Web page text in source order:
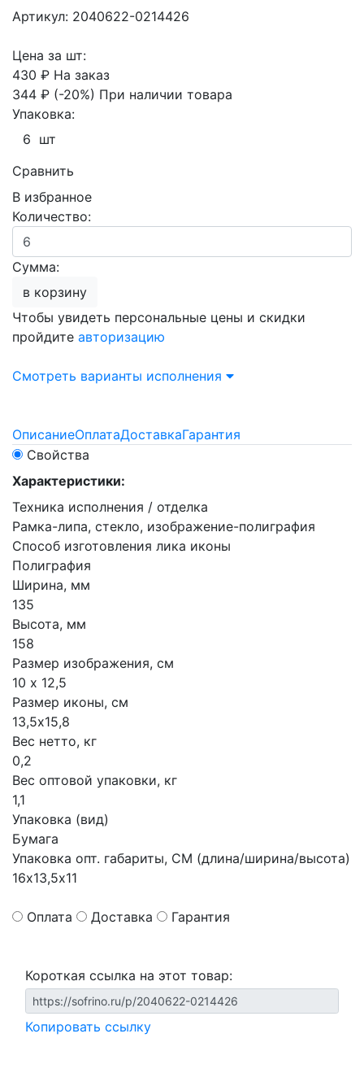
Артикул: 2040622-0214426
Цена за шт:
430 ₽ На заказ
344 ₽ (-20%) При наличии товара
Упаковка:
6 шт
Сравнить
В избранное
Количество:
Сумма:
в корзину
Чтобы увидеть персональные цены и скидки
пройдите авторизацию
Смотреть варианты исполнения
ОписаниеОплатаДоставкаГарантия
Свойства
Характеристики:
Техника исполнения / отделка
Рамка-липа, стекло, изображение-полиграфия
Способ изготовления лика иконы
Полиграфия
Ширина, мм
135
Высота, мм
158
Размер изображения, см
10 х 12,5
Размер иконы, см
13,5х15,8
Вес нетто, кг
0,2
Вес оптовой упаковки, кг
1,1
Упаковка (вид)
Бумага
Упаковка опт. габариты, СМ (длина/ширина/высота)
16х13,5х11
Оплата Доставка Гарантия
Короткая ссылка на этот товар:
Копировать ссылку